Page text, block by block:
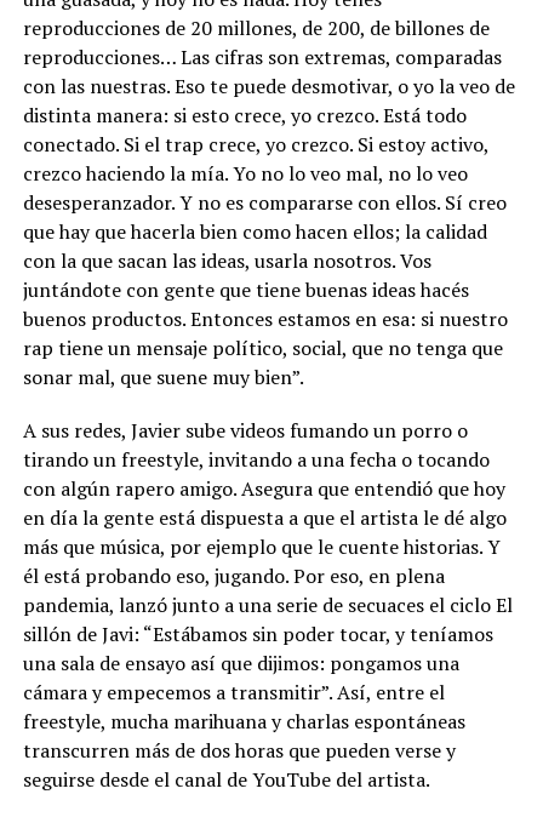
reproducciones de 20 millones, de 200, de billones de
reproducciones… Las cifras son extremas, comparadas
con las nuestras. Eso te puede desmotivar, o yo la veo de
distinta manera: si esto crece, yo crezco. Está todo
conectado. Si el trap crece, yo crezco. Si estoy activo,
crezco haciendo la mía. Yo no lo veo mal, no lo veo
desesperanzador. Y no es compararse con ellos. Sí creo
que hay que hacerla bien como hacen ellos; la calidad
con la que sacan las ideas, usarla nosotros. Vos
juntándote con gente que tiene buenas ideas hacés
buenos productos. Entonces estamos en esa: si nuestro
rap tiene un mensaje político, social, que no tenga que
sonar mal, que suene muy bien”.
A sus redes, Javier sube videos fumando un porro o
tirando un freestyle, invitando a una fecha o tocando
con algún rapero amigo. Asegura que entendió que hoy
en día la gente está dispuesta a que el artista le dé algo
más que música, por ejemplo que le cuente historias. Y
él está probando eso, jugando. Por eso, en plena
pandemia, lanzó junto a una serie de secuaces el ciclo El
sillón de Javi: “Estábamos sin poder tocar, y teníamos
una sala de ensayo así que dijimos: pongamos una
cámara y empecemos a transmitir”. Así, entre el
freestyle, mucha marihuana y charlas espontáneas
transcurren más de dos horas que pueden verse y
seguirse desde el canal de YouTube del artista.